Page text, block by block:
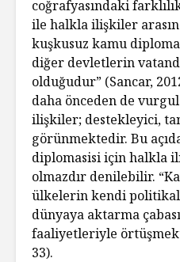
coğrafyasındaki
ile halkla ilişkiler
kuşkusuz kamu
diğer devletlerin
olduğudur” (Sancar,
daha önceden de
ilişkiler; destekleyici,
görünmektedir. Bu
diplomasisi için halkla
olmazdır denilebilir.
ülkelerin kendi
dünyaya aktarma
faaliyetleriyle
33).